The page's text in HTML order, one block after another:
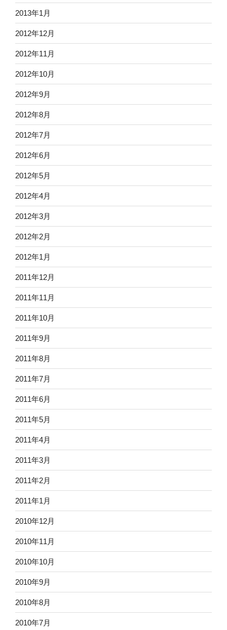
2013年1月
2012年12月
2012年11月
2012年10月
2012年9月
2012年8月
2012年7月
2012年6月
2012年5月
2012年4月
2012年3月
2012年2月
2012年1月
2011年12月
2011年11月
2011年10月
2011年9月
2011年8月
2011年7月
2011年6月
2011年5月
2011年4月
2011年3月
2011年2月
2011年1月
2010年12月
2010年11月
2010年10月
2010年9月
2010年8月
2010年7月